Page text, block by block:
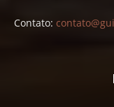
Contato: